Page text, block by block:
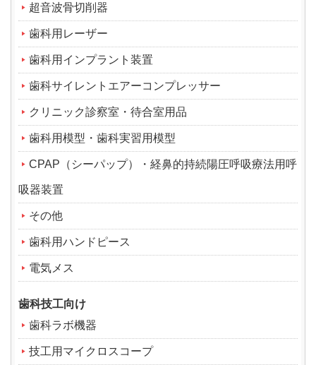
超音波骨切削器
歯科用レーザー
歯科用インプラント装置
歯科サイレントエアーコンプレッサー
クリニック診察室・待合室用品
歯科用模型・歯科実習用模型
CPAP（シーパップ）・経鼻的持続陽圧呼吸療法用呼
吸器装置
その他
歯科用ハンドピース
電気メス
歯科技工向け
歯科ラボ機器
技工用マイクロスコープ